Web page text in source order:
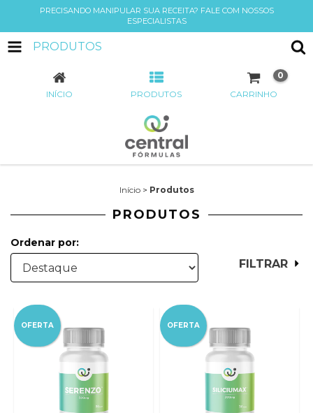
PRECISANDO MANIPULAR SUA RECEITA? FALE COM NOSSOS
ESPECIALISTAS
PRODUTOS
INÍCIO PRODUTOS CARRINHO
0
Início > Produtos
PRODUTOS
Ordenar por:
FILTRAR
OFERTA OFERTA